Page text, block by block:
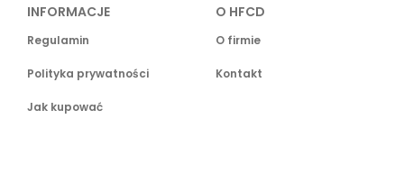
INFORMACJE
Regulamin
Polityka prywatności
Jak kupować
O HFCD
O firmie
Kontakt